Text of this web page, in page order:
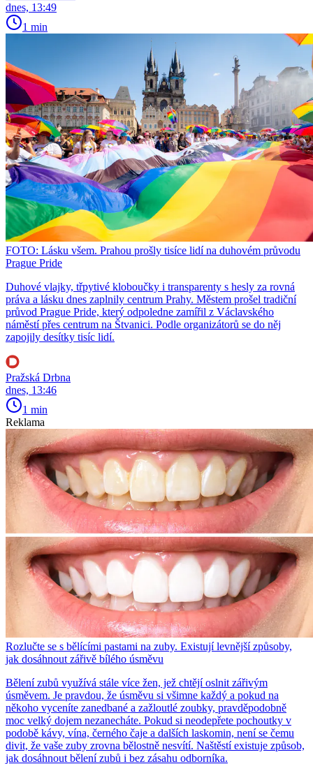
dnes, 13:49
1 min
FOTO: Lásku všem. Prahou prošly tisíce lidí na duhovém průvodu
Prague Pride
Duhové vlajky, třpytivé kloboučky i transparenty s hesly za rovná
práva a lásku dnes zaplnily centrum Prahy. Městem prošel tradiční
průvod Prague Pride, který odpoledne zamířil z Václavského
náměstí přes centrum na Štvanici. Podle organizátorů se do něj
zapojily desítky tisíc lidí.
Pražská Drbna
dnes, 13:46
1 min
Reklama
Rozlučte se s bělícími pastami na zuby. Existují levnější způsoby,
jak dosáhnout zářivě bílého úsměvu
Bělení zubů využívá stále více žen, jež chtějí oslnit zářivým
úsměvem. Je pravdou, že úsměvu si všimne každý a pokud na
někoho vyceníte zanedbané a zažloutlé zoubky, pravděpodobně
moc velký dojem nezanecháte. Pokud si neodepřete pochoutky v
podobě kávy, vína, černého čaje a dalších laskomin, není se čemu
divit, že vaše zuby zrovna bělostně nesvítí. Naštěstí existuje způsob,
jak dosáhnout bělení zubů i bez zásahu odborníka.